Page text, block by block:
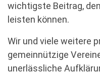
wichtigste Beitrag,
leisten können.
Wir und viele weitere
gemeinnützige
unerlässliche